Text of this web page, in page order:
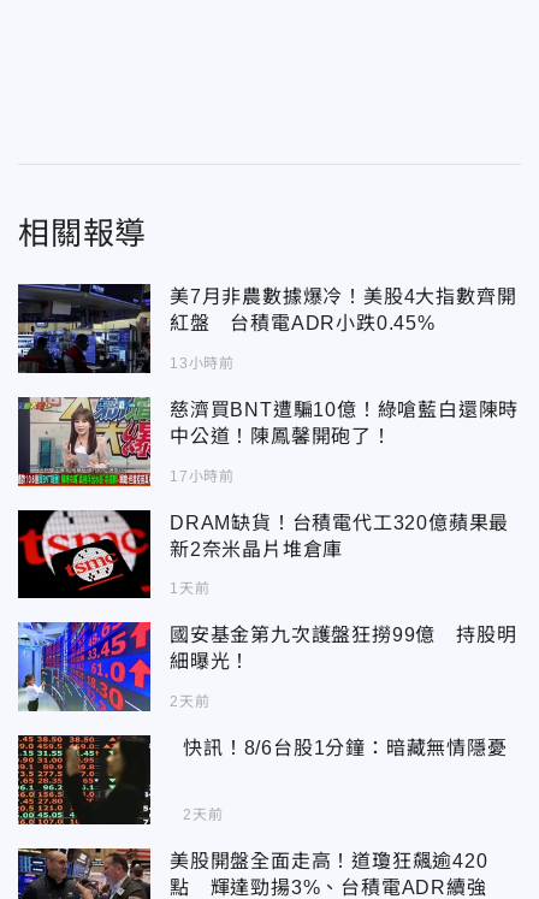
相關報導
美7月非農數據爆冷！美股4大指數齊開
紅盤 台積電ADR小跌0.45%
13小時前
慈濟買BNT遭騙10億！綠嗆藍白還陳時
中公道！陳鳳馨開砲了！
17小時前
DRAM缺貨！台積電代工320億蘋果最
新2奈米晶片堆倉庫
1天前
國安基金第九次護盤狂撈99億 持股明
細曝光！
2天前
快訊！8/6台股1分鐘：暗藏無情隱憂
2天前
美股開盤全面走高！道瓊狂飆逾420
點 輝達勁揚3%、台積電ADR續強